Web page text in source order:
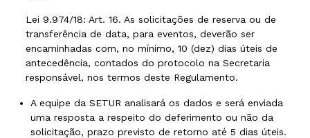
Lei 9.974/18: Art. 16. As solicitações de reserva ou de
transferência de data, para eventos, deverão ser
encaminhadas com, no mínimo, 10 (dez) dias úteis de
antecedência, contados do protocolo na Secretaria
responsável, nos termos deste Regulamento.
A equipe da SETUR analisará os dados e será enviada
uma resposta a respeito do deferimento ou não da
solicitação, prazo previsto de retorno até 5 dias úteis.